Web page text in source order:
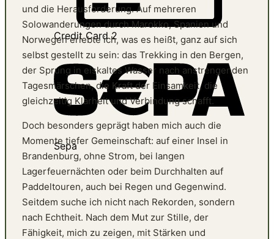
Credit Card 2
Sepa
und die Herausforderung. Auf mehreren
Solowanderungen durch Marokko, Spanien und
Norwegen erlebte ich, was es heißt, ganz auf sich
selbst gestellt zu sein: das Trekking in den Bergen,
der Sprung in eiskaltes Wasser nach anstrengenden
Tagesmärschen, die Kraft der Einsamkeit, die
gleichzeitig Klarheit und Verbindung schafft.
Doch besonders geprägt haben mich auch die
Momente tiefer Gemeinschaft: auf einer Insel in
Brandenburg, ohne Strom, bei langen
Lagerfeuernächten oder beim Durchhalten auf
Paddeltouren, auch bei Regen und Gegenwind.
Seitdem suche ich nicht nach Rekorden, sondern
nach Echtheit. Nach dem Mut zur Stille, der
Fähigkeit, mich zu zeigen, mit Stärken und